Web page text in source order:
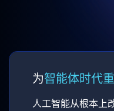
为智能体时代
人工智能从根本上